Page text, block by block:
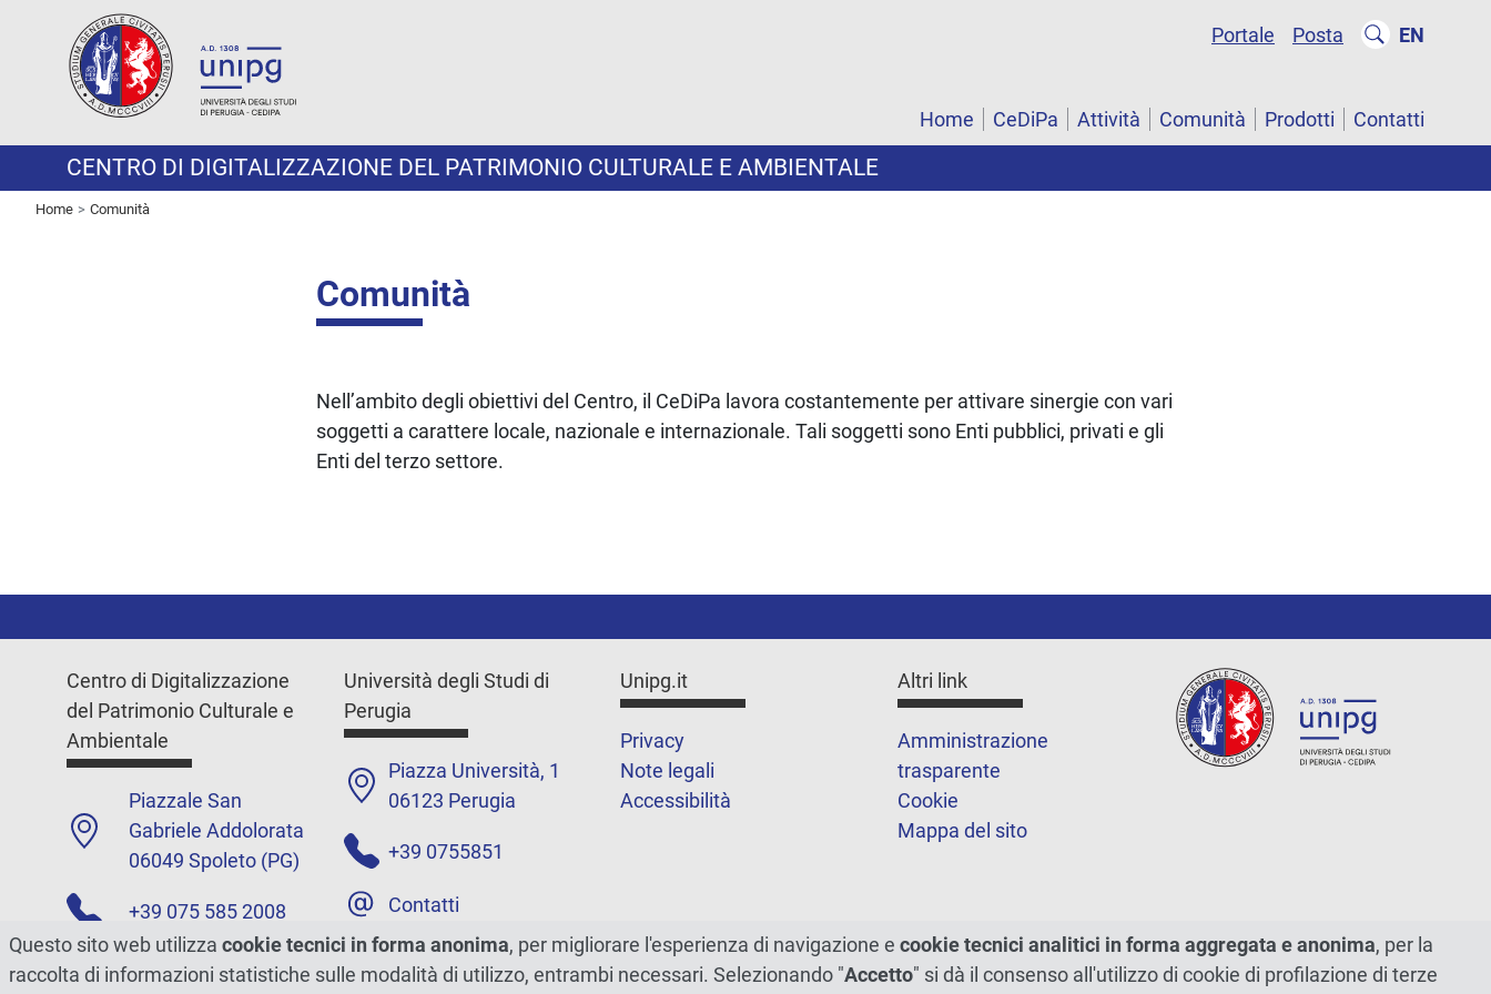
Portale Posta EN
Home CeDiPa Attività Comunità Prodotti Contatti
CENTRO DI DIGITALIZZAZIONE DEL PATRIMONIO CULTURALE E AMBIENTALE
Home Comunità
Comunità
Nell’ambito degli obiettivi del Centro, il CeDiPa lavora costantemente per attivare sinergie con vari
soggetti a carattere locale, nazionale e internazionale. Tali soggetti sono Enti pubblici, privati e gli
Enti del terzo settore.
Centro di Digitalizzazione
del Patrimonio Culturale e
Ambientale
Piazzale San
Gabriele Addolorata
06049 Spoleto (PG)
+39 075 585 2008
Contatti
Università degli Studi di
Perugia
Piazza Università, 1
06123 Perugia
+39 0755851
Contatti
Unipg.it
Privacy
Note legali
Accessibilità
Altri link
Amministrazione
trasparente
Cookie
Mappa del sito
Questo sito web utilizza cookie tecnici in forma anonima, per migliorare l'esperienza di navigazione e cookie tecnici analitici in forma aggregata e anonima, per la
raccolta di informazioni statistiche sulle modalità di utilizzo, entrambi necessari. Selezionando "Accetto" si dà il consenso all'utilizzo di cookie di profilazione di terze